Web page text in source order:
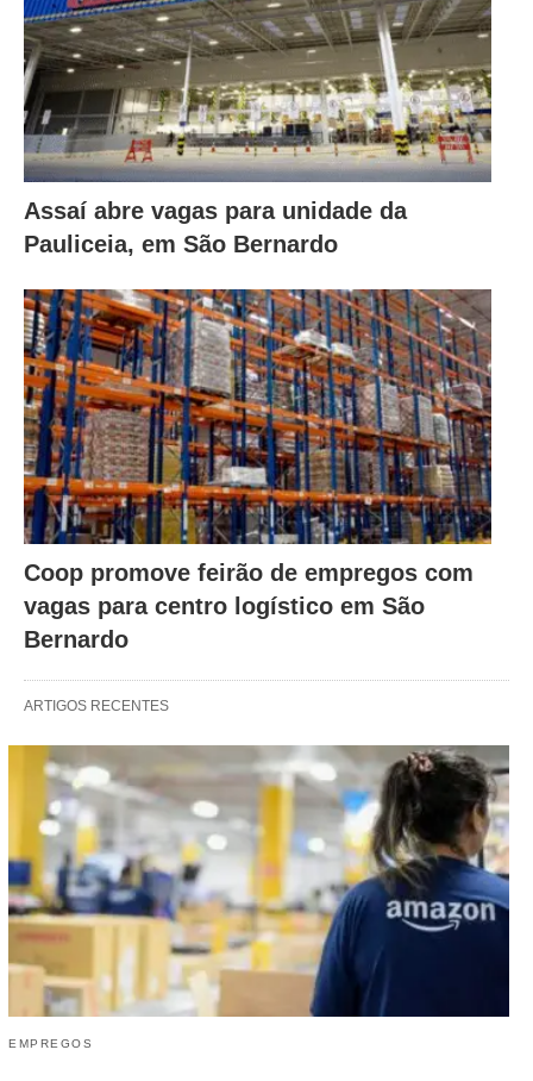
Assaí abre vagas para unidade da
Pauliceia, em São Bernardo
Coop promove feirão de empregos com
vagas para centro logístico em São
Bernardo
ARTIGOS RECENTES
EMPREGOS